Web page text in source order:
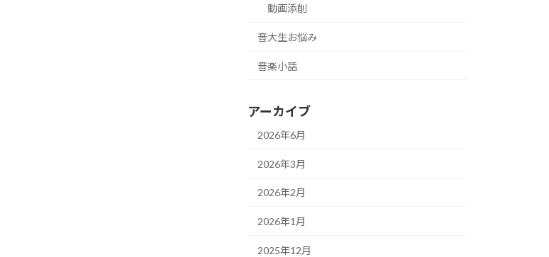
動画添削
音大生お悩み
音楽小話
アーカイブ
2026年6月
2026年3月
2026年2月
2026年1月
2025年12月